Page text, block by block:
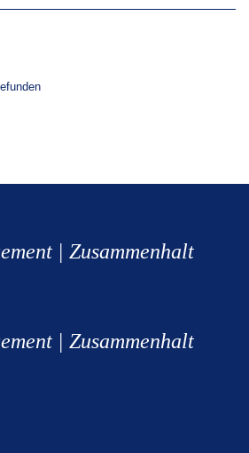
| Zusammenhalt
| Zusammenhalt